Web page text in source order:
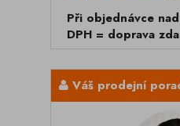
Při objednávce
DPH = doprava
Váš prodejní